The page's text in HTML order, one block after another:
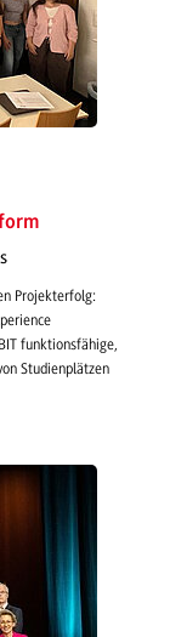
Projekterfolg:
funktionsfähige,
Studienplätzen